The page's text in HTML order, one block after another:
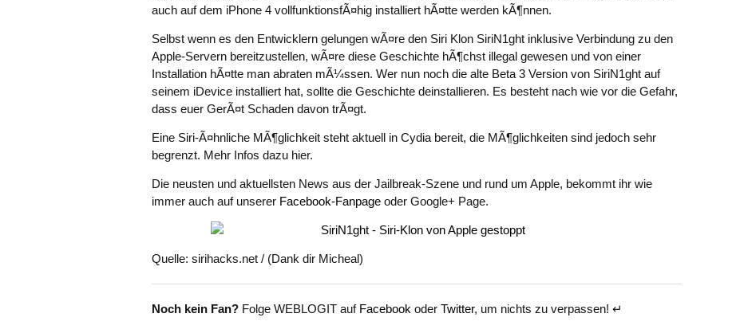
auch auf dem iPhone 4 vollfunktionsfÃ¤hig installiert hÃ¤tte werden kÃ¶nnen.
Selbst wenn es den Entwicklern gelungen wÃ¤re den Siri Klon SiriN1ght inklusive Verbindung zu den
Apple-Servern bereitzustellen, wÃ¤re diese Geschichte hÃ¶chst illegal gewesen und von einer
Installation hÃ¤tte man abraten mÃ¼ssen. Wer nun noch die alte Beta 3 Version von SiriN1ght auf
seinem iDevice installiert hat, sollte die Geschichte deinstallieren. Es besteht nach wie vor die Gefahr,
dass euer GerÃ¤t Schaden davon trÃ¤gt.
Eine Siri-Ã¤hnliche MÃ¶glichkeit steht aktuell in Cydia bereit, die MÃ¶glichkeiten sind jedoch sehr
begrenzt. Mehr Infos dazu hier.
Die neusten und aktuellsten News aus der Jailbreak-Szene und rund um Apple, bekommt ihr wie
immer auch auf unserer Facebook-Fanpage oder Google+ Page.
Quelle: sirihacks.net / (Dank dir Micheal)
Noch kein Fan? Folge WEBLOGIT auf Facebook oder Twitter, um nichts zu verpassen! ↵